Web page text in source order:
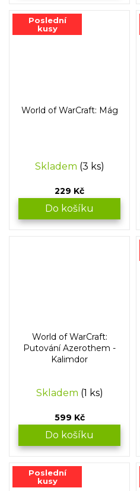
Poslední
kusy
World of WarCraft: Mág
Skladem (3 ks)
229 Kč
Do košíku
World of WarCraft:
Putování Azerothem -
Kalimdor
Skladem (1 ks)
599 Kč
Do košíku
Poslední
kusy